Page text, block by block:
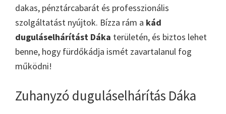
dakas, pénztárcabarát és professzionális
szolgáltatást nyújtok. Bízza rám a kád
duguláselhárítást Dáka területén, és biztos lehet
benne, hogy fürdőkádja ismét zavartalanul fog
működni!
Zuhanyzó duguláselhárítás Dáka